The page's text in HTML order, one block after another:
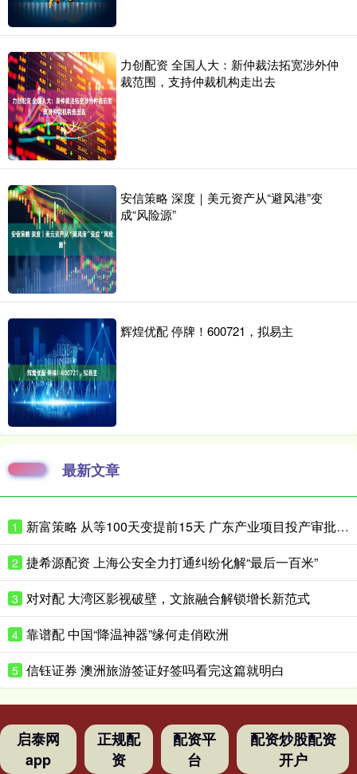
力创配资 全国人大：新仲裁法拓宽涉外仲
裁范围，支持仲裁机构走出去
安信策略 深度｜美元资产从“避风港”变
成“风险源”
辉煌优配 停牌！600721，拟易主
最新文章
1 新富策略 从等100天变提前15天 广东产业项目投产审批如何抢时间？
2 捷希源配资 上海公安全力打通纠纷化解“最后一百米”
3 对对配 大湾区影视破壁，文旅融合解锁增长新范式
4 靠谱配 中国“降温神器”缘何走俏欧洲
5 信钰证券 澳洲旅游签证好签吗看完这篇就明白
启泰网
app
正规配
资
配资平
台
配资炒股配资
开户